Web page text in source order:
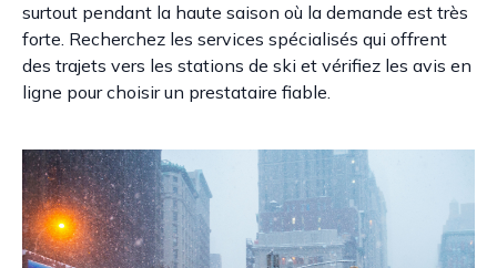
surtout pendant la haute saison où la demande est très
forte. Recherchez les services spécialisés qui offrent
des trajets vers les stations de ski et vérifiez les avis en
ligne pour choisir un prestataire fiable.